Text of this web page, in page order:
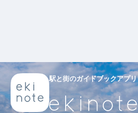
駅と街のガイドブックアプリ